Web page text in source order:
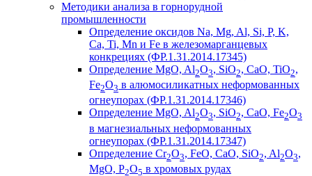
Методики анализа в горнорудной
промышленности
Определение оксидов Na, Mg, Al, Si, P, K,
Ca, Ti, Mn и Fe в железомарганцевых
конкрециях (ФР.1.31.2014.17345)
Определение MgO, Al2O3, SiO2, CaO, TiO2,
Fe2O3 в алюмосиликатных неформованных
огнеупорах (ФР.1.31.2014.17346)
Определение MgO, Al2O3, SiO2, CaO, Fe2O3
в магнезиальных неформованных
огнеупорах (ФР.1.31.2014.17347)
Определение Cr2O3, FeO, CaO, SiO2, Al2O3,
MgO, P2O5 в хромовых рудах